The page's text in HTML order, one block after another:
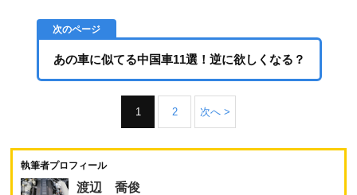
あの車に似てる中国車11選！逆に欲しくなる？
1 2 次へ >
執筆者プロフィール
渡辺 喬俊